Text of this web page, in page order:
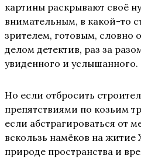
картины раскрывают своё
внимательным, в какой-то
зрителем, готовым,
делом детектив, раз за
увиденного и услышанного.
Но если отбросить
препятствиями по козьим
если абстрагироваться от
вскользь намёков на житие
природе пространства и